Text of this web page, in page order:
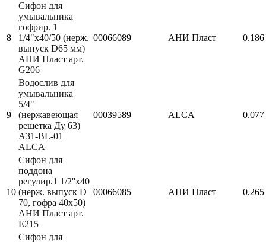
8
Сифон для
умывальника
гофрир. 1
1/4"x40/50 (нерж.
выпуск D65 мм)
АНИ Пласт арт.
G206
00066089 АНИ Пласт 0.186
9
Водослив для
умывальника
5/4"
(нержавеющая
решетка Ду 63)
A31-BL-01
ALCA
00039589 ALCA 0.077
10
Сифон для
поддона
регулир.1 1/2''x40
(нерж. выпуск D
70, гофра 40х50)
АНИ Пласт арт.
E215
00066085 АНИ Пласт 0.265
Сифон для